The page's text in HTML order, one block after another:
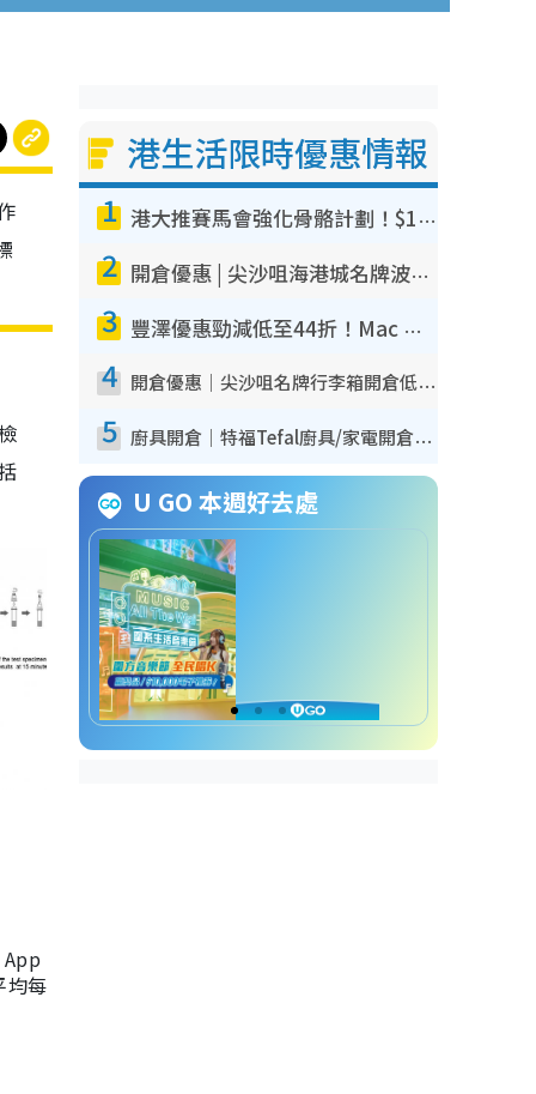
均每
港生活限時優惠情報
1 港大推賽馬會強化骨骼計劃！$100骨質密度X光檢查 完成免費運動訓練送超市禮券！附參加資格
2 開倉優惠 | 尖沙咀海港城名牌波鞋開倉低至1折！On鞋$899起／Joy&Peace鞋履$98起
3 豐澤優惠勁減低至44折！Mac mini/iPhone17Pro大減價！廚房家電$220起
4 開倉優惠｜尖沙咀名牌行李箱開倉低至4折！一連5日 American Tourister/ace./Hallmark $200起！
5 廚具開倉｜特福Tefal廚具/家電開倉低至3折！$220起買平底鍋/炒鑊/湯煲！電飯煲/吸塵機/燙斗$418起
U GO 本週好去處